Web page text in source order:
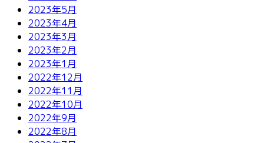
2023年5月
2023年4月
2023年3月
2023年2月
2023年1月
2022年12月
2022年11月
2022年10月
2022年9月
2022年8月